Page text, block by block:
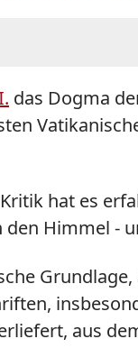
das Dogma
hat es
Himmel -
aus